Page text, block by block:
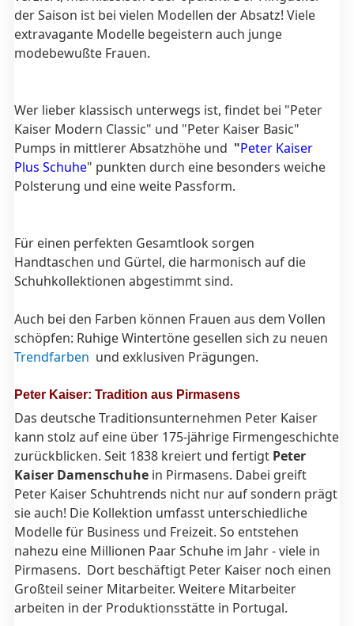
der Saison ist bei vielen Modellen der Absatz! Viele
extravagante Modelle begeistern auch junge
modebewußte Frauen.
Wer lieber klassisch unterwegs ist, findet bei "Peter
Kaiser Modern Classic" und "Peter Kaiser Basic"
Pumps in mittlerer Absatzhöhe und "Peter Kaiser
Plus Schuhe" punkten durch eine besonders weiche
Polsterung und eine weite Passform.
Für einen perfekten Gesamtlook sorgen
Handtaschen und Gürtel, die harmonisch auf die
Schuhkollektionen abgestimmt sind.
Auch bei den Farben können Frauen aus dem Vollen
schöpfen: Ruhige Wintertöne gesellen sich zu neuen
Trendfarben und exklusiven Prägungen.
Peter Kaiser: Tradition aus Pirmasens
Das deutsche Traditionsunternehmen Peter Kaiser
kann stolz auf eine über 175-jährige Firmengeschichte
zurückblicken. Seit 1838 kreiert und fertigt Peter
Kaiser Damenschuhe in Pirmasens. Dabei greift
Peter Kaiser Schuhtrends nicht nur auf sondern prägt
sie auch! Die Kollektion umfasst unterschiedliche
Modelle für Business und Freizeit. So entstehen
nahezu eine Millionen Paar Schuhe im Jahr - viele in
Pirmasens. Dort beschäftigt Peter Kaiser noch einen
Großteil seiner Mitarbeiter. Weitere Mitarbeiter
arbeiten in der Produktionsstätte in Portugal.